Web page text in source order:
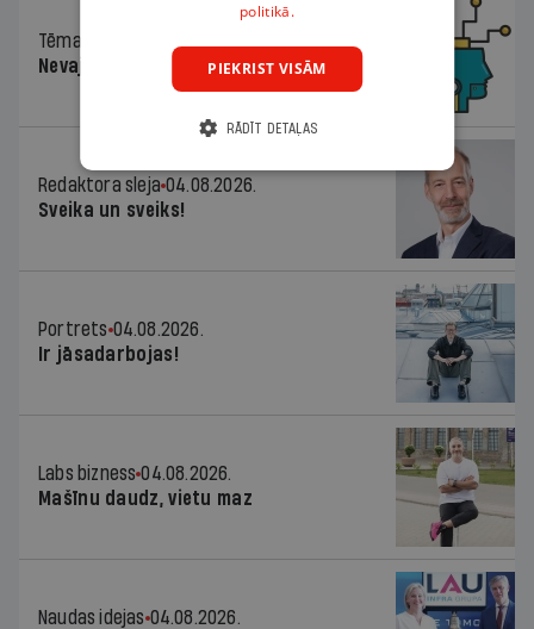
Tēma
Nevajag baidīties!
Redaktora sleja 04.08.2026.
Sveika un sveiks!
Portrets 04.08.2026.
Ir jāsadarbojas!
Labs bizness 04.08.2026.
Mašīnu daudz, vietu maz
Naudas idejas 04.08.2026.
politikā.
PIEKRIST VISĀM
RĀDĪT DETAĻAS